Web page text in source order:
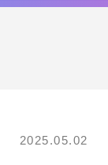
2025.05.02